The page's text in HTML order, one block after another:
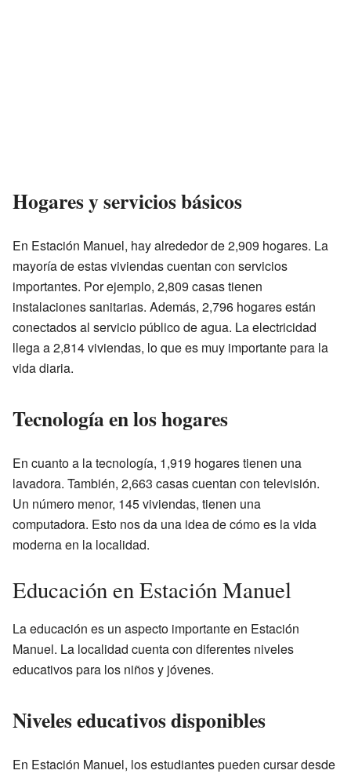
Hogares y servicios básicos
En Estación Manuel, hay alrededor de 2,909 hogares. La
mayoría de estas viviendas cuentan con servicios
importantes. Por ejemplo, 2,809 casas tienen
instalaciones sanitarias. Además, 2,796 hogares están
conectados al servicio público de agua. La electricidad
llega a 2,814 viviendas, lo que es muy importante para la
vida diaria.
Tecnología en los hogares
En cuanto a la tecnología, 1,919 hogares tienen una
lavadora. También, 2,663 casas cuentan con televisión.
Un número menor, 145 viviendas, tienen una
computadora. Esto nos da una idea de cómo es la vida
moderna en la localidad.
Educación en Estación Manuel
La educación es un aspecto importante en Estación
Manuel. La localidad cuenta con diferentes niveles
educativos para los niños y jóvenes.
Niveles educativos disponibles
En Estación Manuel, los estudiantes pueden cursar desde